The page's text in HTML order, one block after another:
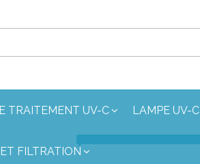
TRAITEMENT UV-C LAMPE UV-C
FILTRATION